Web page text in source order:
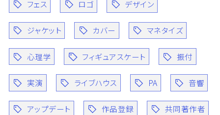
フェス ロゴ デザイン
ジャケット カバー マネタイズ
心理学 フィギュアスケート 振付
実演 ライブハウス PA 音響
アップデート 作品登録 共同著作者